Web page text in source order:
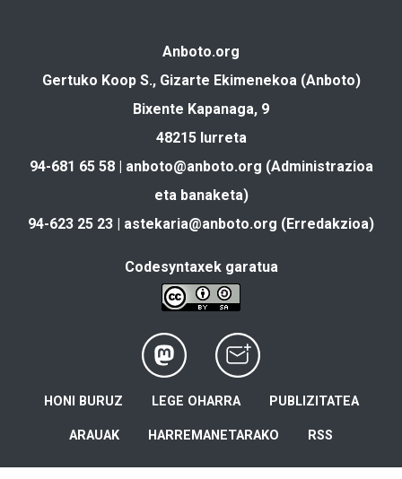
Anboto.org
Gertuko Koop S., Gizarte Ekimenekoa (Anboto)
Bixente Kapanaga, 9
48215 Iurreta
94-681 65 58 | anboto@anboto.org (Administrazioa
eta banaketa)
94-623 25 23 | astekaria@anboto.org (Erredakzioa)
Codesyntaxek garatua
HONI BURUZ LEGE OHARRA PUBLIZITATEA
ARAUAK HARREMANETARAKO RSS